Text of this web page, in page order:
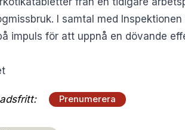
I samtal med
impuls för att uppnå en dövande
Prenumerera